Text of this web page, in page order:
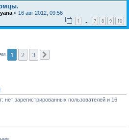
« 16 авг 2012, 09:56
1 … 7 8 9 10
1 2 3
зарегистрированных пользователей и 16